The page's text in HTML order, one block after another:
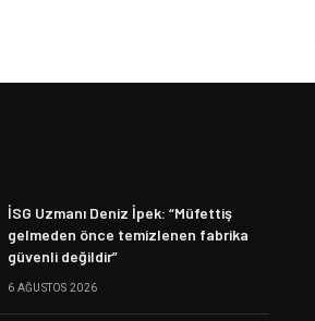
İSG Uzmanı Deniz İpek: “Müfettiş
gelmeden önce temizlenen fabrika
güvenli değildir”
6 AĞUSTOS 2026